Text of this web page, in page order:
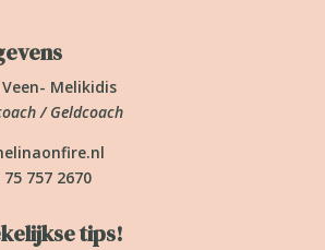
Melikidis
/ Geldcoach
757 2670
tips!